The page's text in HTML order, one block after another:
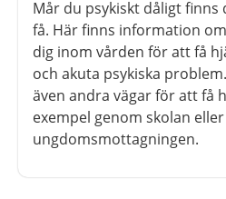
Mår du psykiskt dåligt
få. Här finns information
dig inom vården för att få
och akuta psykiska
även andra vägar för att få
exempel genom skolan eller
ungdomsmottagningen.